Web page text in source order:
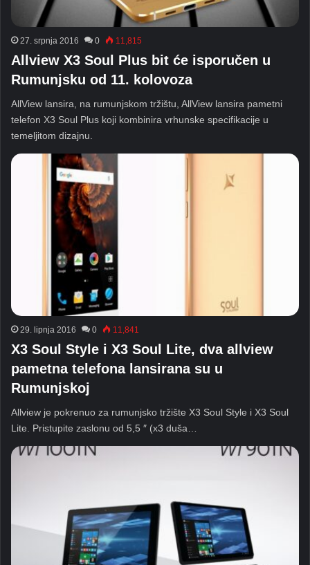
27. srpnja 2016 0 11,815
Allview X3 Soul Plus bit će isporučen u
Rumunjsku od 11. kolovoza
AllView lansira, na rumunjskom tržištu, AllView lansira pametni
telefon X3 Soul Plus koji kombinira vrhunske specifikacije u
temeljitom dizajnu.
29. lipnja 2016 0 11,841
X3 Soul Style i X3 Soul Lite, dva allview
pametna telefona lansirana su u
Rumunjskoj
Allview je pokrenuo za rumunjsko tržište X3 Soul Style i X3 Soul
Lite. Pristupite zaslonu od 5,5 ″ (x3 duša…